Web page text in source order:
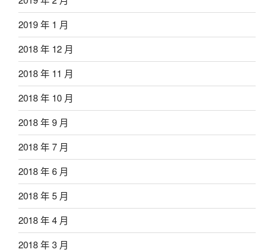
2019 年 1 月
2018 年 12 月
2018 年 11 月
2018 年 10 月
2018 年 9 月
2018 年 7 月
2018 年 6 月
2018 年 5 月
2018 年 4 月
2018 年 3 月